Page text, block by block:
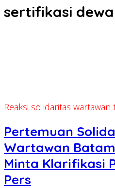
sertifikasi
Reaksi solidaritas
Pertemuan
Wartawan
Minta Klarifikasi
Pers